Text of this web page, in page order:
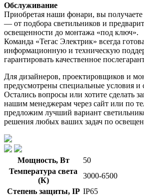
Обслуживание
Приобретая наши фонари, вы
— от подбора светильников и
освещенности до монтажа «под ключ».
Команда «Тегас Электрик» всегда
информационную и техническую
гарантировать качественное
Для дизайнеров, проектировщиков и
предусмотрены специальные условия и
Остались вопросы или хотите сделать
нашим менеджерам через сайт или по
предложим лучший вариант
решения любых ваших задач по
Мощность, Вт
50
Температура света
(К)
3000-6500
Степень защиты, IP IP65